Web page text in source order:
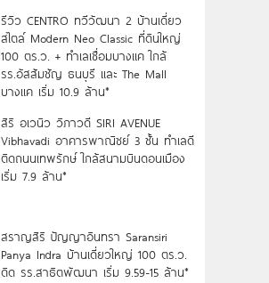
รีวิว CENTRO ทวีวัฒนา 2 บ้านเดี่ยว
สไตล์ Modern Neo Classic ที่ดินใหญ่
100 ตร.ว. + ทำเลเชื่อมบางแค ใกล้
รร.อัสสัมชัญ ธนบุรี และ The Mall
บางแค เริ่ม 10.9 ล้าน*
สิริ อเวนิว วิภาวดี SIRI AVENUE
Vibhavadi อาคารพาณิชย์ 3 ชั้น ทำเลดี
ติดถนนเทพรักษ์ ใกล้สนามบินดอนเมือง
เริ่ม 7.9 ล้าน*
สราญสิริ ปัญญาอินทรา Saransiri
Panya Indra บ้านเดี่ยวใหญ่ 100 ตร.ว.
ดิด รร.สาธิตพัฒนา เริ่ม 9.59-15 ล้าน*